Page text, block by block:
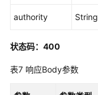
关
由
authority String
状态码：400
表7 响应Body参数